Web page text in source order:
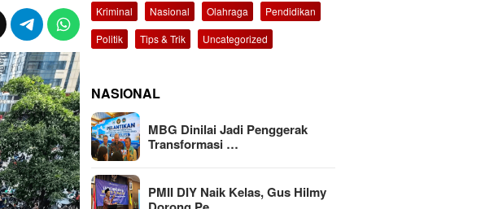
Kriminal
Nasional Olahraga
Pendidikan
Politik
Tips & Trik Uncategorized
NASIONAL
MBG Dinilai Jadi Penggerak
Transformasi …
PMII DIY Naik Kelas, Gus Hilmy